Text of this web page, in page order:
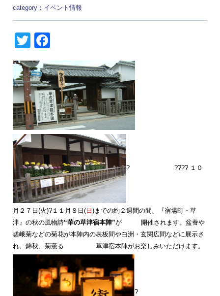
category： イベント情報
Twitter
? ???? １０
月２７日(火)?１１月８日(日 )までの約２週間の間、『宿場町・草
津』の秋の風物詩“華の草津宿本陣”が 開催されます。盆養や
嵯峨菊などの菊花が本陣内の表板間や白洲・玄関広間などに展示さ
れ、錦秋、菊薫る 草津宿本陣がお楽しみいただけます。
?